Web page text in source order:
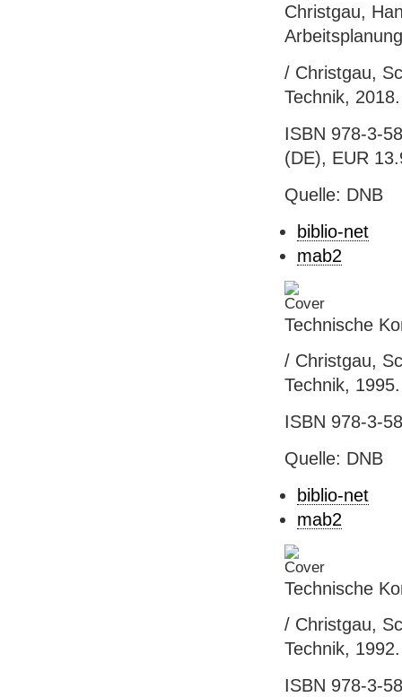
Christgau,
/ Christgau,
Technik,
ISBN 978-3-
(DE), EUR
Quelle: DNB
biblio-net
mab2
Technische
/ Christgau,
Technik,
ISBN 978-3-
Quelle: DNB
biblio-net
mab2
Technische
/ Christgau,
Technik,
ISBN 978-3-